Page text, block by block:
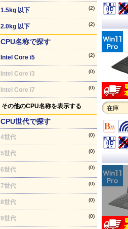
1.5kg 以下 (2)
2.0kg 以下 (2)
CPU名称で探す
Intel Core i5 (2)
Intel Core i3 (0)
Intel Core i7 (0)
その他のCPU名称を表示する
CPU世代で探す
4世代 (0)
5世代 (0)
6世代 (0)
7世代 (0)
8世代 (0)
9世代 (0)
在庫